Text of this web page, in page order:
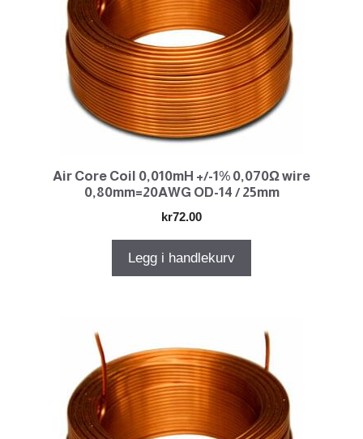
Air Core Coil 0,010mH +/-1% 0,070Ω wire
0,80mm=20AWG OD-14 / 25mm
kr72.00
Legg i handlekurv